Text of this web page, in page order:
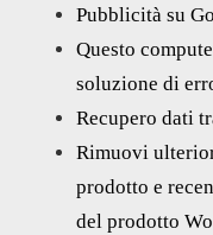
Pubblicità su
Questo
soluzione di
Recupero dati
Rimuovi
prodotto e
del prodotto